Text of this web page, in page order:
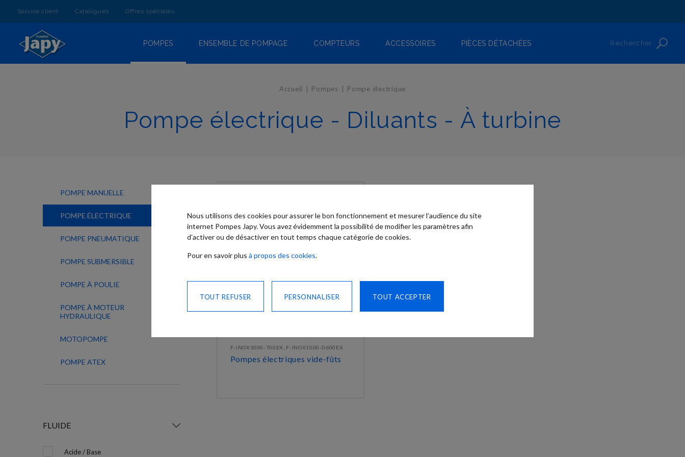
AU
Service client Catalogues Offres spéciales
Rechercher
POMPES ENSEMBLE DE POMPAGE COMPTEURS ACCESSOIRES PIÈCES DÉTACHÉES
Accueil Pompes Pompe électrique
Pompe électrique - Diluants - À turbine
POMPE MANUELLE
POMPE ÉLECTRIQUE
POMPE PNEUMATIQUE
POMPE SUBMERSIBLE
POMPE À POULIE
POMPE À MOTEUR
HYDRAULIQUE
MOTOPOMPE
POMPE ATEX
FLUIDE
Acide / Base
F-INOX1000-700EX, F-INOX1000-D600EX
Pompes électriques vide-fûts
Nous utilisons des cookies pour assurer le bon fonctionnement et mesurer l’audience du site
internet Pompes Japy. Vous avez évidemment la possibilité de modifier les paramètres afin
d’activer ou de désactiver en tout temps chaque catégorie de cookies.
Pour en savoir plus à propos des cookies.
TOUT ACCEPTER
PERSONNALISER
TOUT REFUSER